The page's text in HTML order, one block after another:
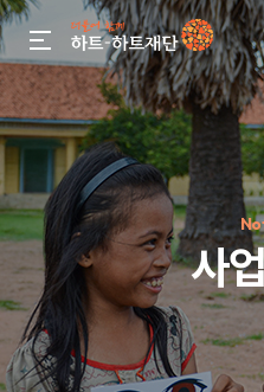
gnb menu open
인기 키워드
#정기후원#하트플레이스#
사